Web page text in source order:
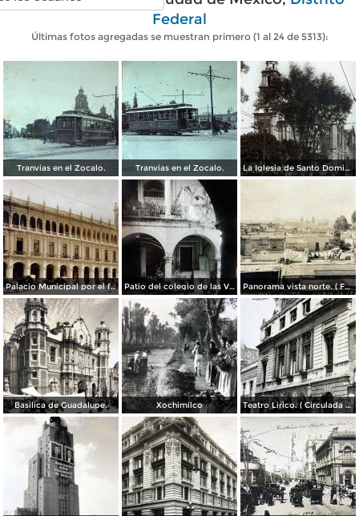
Federal
Últimas fotos agregadas se muestran primero (1 al 24 de 5313):
Tranvias en el Zocalo. Tranvias en el Zocalo. La Iglesia de Santo Domingo.
Palacio Municipal por el fotografo Hugo Brehme.. Patio del colegio de las Vizcainas por el fotografo Hugo Brehme. Panorama vista norte. ( Fechada el 20 de Junio de 1905 ).
Basilica de Guadalupe. Xochimilco Teatro Lirico. ( Circulada el 1 de Agosto de 1926 ).